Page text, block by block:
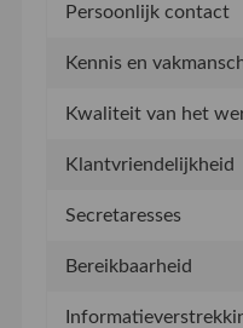
Persoonlijk contact
Kennis en
Kwaliteit van het
Klantvriendelijkheid
Secretaresses
Bereikbaarheid